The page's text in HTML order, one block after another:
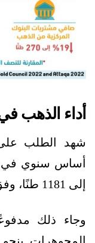
أداء الذهب
أساس سنوي في
إلى 1181 طنًا، وفق التقرير الفصلي لمجلس الذهب.
وجاء ذلك